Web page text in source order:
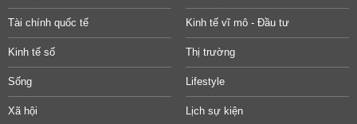
Tài chính quốc tế Kinh tế vĩ mô - Đầu tư
Kinh tế số Thị trường
Sống Lifestyle
Xã hội Lịch sự kiện